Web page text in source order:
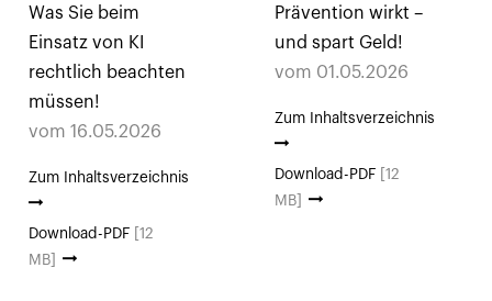
Was Sie beim
Einsatz von KI
rechtlich beachten
müssen!
vom 16.05.2026
Zum Inhaltsverzeichnis
Download-PDF
[12
MB]
Prävention wirkt –
und spart Geld!
vom 01.05.2026
Zum Inhaltsverzeichnis
Download-PDF
[12
MB]